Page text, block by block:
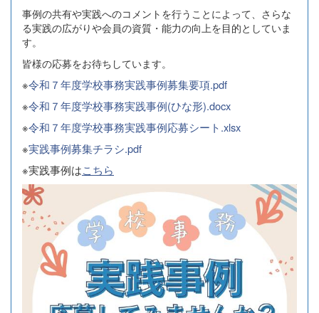
事例の共有や実践へのコメントを行うことによって、さらな
る実践の広がりや会員の資質・能力の向上を目的としていま
す。
皆様の応募をお待ちしています。
※令和７年度学校事務実践事例募集要項.pdf
※令和７年度学校事務実践事例(ひな形).docx
※令和７年度学校事務実践事例応募シート.xlsx
※実践事例募集チラシ.pdf
※実践事例はこちら